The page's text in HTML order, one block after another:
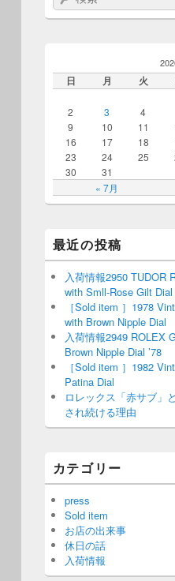
日 月 火
« 7月
2
3 4
9
10 11
16
17 18
23
24 25
30
31
最近の投稿
入荷情報2950 TUDOR
with Smll-Rose Gilt Dial
［Sold item ］1978
with Brown Nipple Dial
入荷情報2949 ROLEX
Brown Nipple Dial ’78
［Sold item ］1982
Patina Dial
ロレックス「赤サブ」
され続ける理由
カテゴリー
press
Sold item
お店の出来事
休日の話
入荷情報